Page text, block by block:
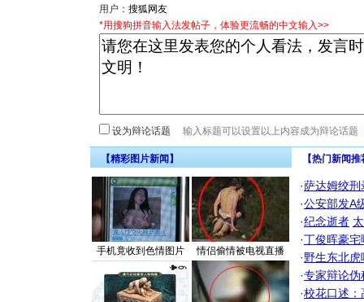
用户：
*用搜狗拼音输入法发帖子，体验更流畅的中文输入>>
设为辩论话题
【精彩图片新闻】
手机竟收到色情图片 情侣偷情被电视直播
【热门新闻
·萨达姆绞刑
·公安部发A
·纪念逝者
·丁俊晖豪
·野生东北
·专家辩论伪
·校花口述：